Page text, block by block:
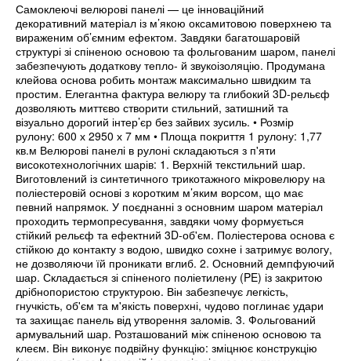
Самоклеючі велюрові панелі — це інноваційний
декоративний матеріал із м’якою оксамитовою поверхнею та
вираженим об’ємним ефектом. Завдяки багатошаровій
структурі зі спіненою основою та фольгованим шаром, панелі
забезпечують додаткову тепло- й звукоізоляцію. Продумана
клейова основа робить монтаж максимально швидким та
простим. Елегантна фактура велюру та глибокий 3D-рельєф
дозволяють миттєво створити стильний, затишний та
візуально дорогий інтер’єр без зайвих зусиль. • Розмір
рулону: 600 х 2950 х 7 мм • Площа покриття 1 рулону: 1,77
кв.м Велюрові панелі в рулоні складаються з п'яти
високотехнологічних шарів: 1. Верхній текстильний шар.
Виготовлений із синтетичного трикотажного мікровелюру на
поліестеровій основі з коротким м’яким ворсом, що має
певний напрямок. У поєднанні з основним шаром матеріал
проходить термопресування, завдяки чому формується
стійкий рельєф та ефектний 3D-об'єм. Поліестерова основа є
стійкою до контакту з водою, швидко сохне і затримує вологу,
не дозволяючи їй проникати вглиб. 2. Основний демпфуючий
шар. Складається зі спіненого поліетилену (PE) із закритою
дрібнопористою структурою. Він забезпечує легкість,
гнучкість, об'єм та м'якість поверхні, чудово поглинає удари
та захищає панель від утворення заломів. 3. Фольгований
армувальний шар. Розташований між спіненою основою та
клеєм. Він виконує подвійну функцію: зміцнює конструкцію